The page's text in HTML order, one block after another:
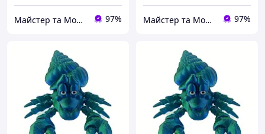
Майстер та Модниця 97% Майстер та Модниця 97%